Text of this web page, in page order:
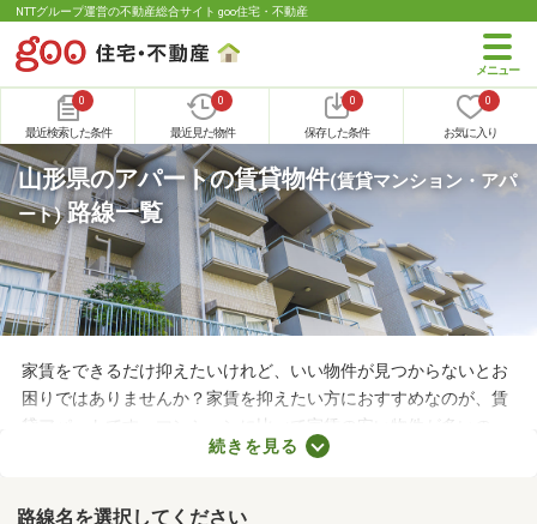
NTTグループ運営の不動産総合サイト goo住宅・不動産
0
最近検索した条件
0
最近見た物件
0
保存した条件
0
お気に入り
山形県のアパートの賃貸物件(賃貸マンション・アパ
ート)路線一覧
家賃をできるだけ抑えたいけれど、いい物件が見つからないとお
困りではありませんか？家賃を抑えたい方におすすめなのが、賃
貸アパートです。マンションに比べて家賃の安い物件が多いの
で、月々の支出を抑えられますよ。ここでは、おすすめの賃貸ア
件を見比べてみましょう。
続きを見る
路線名を選択してください